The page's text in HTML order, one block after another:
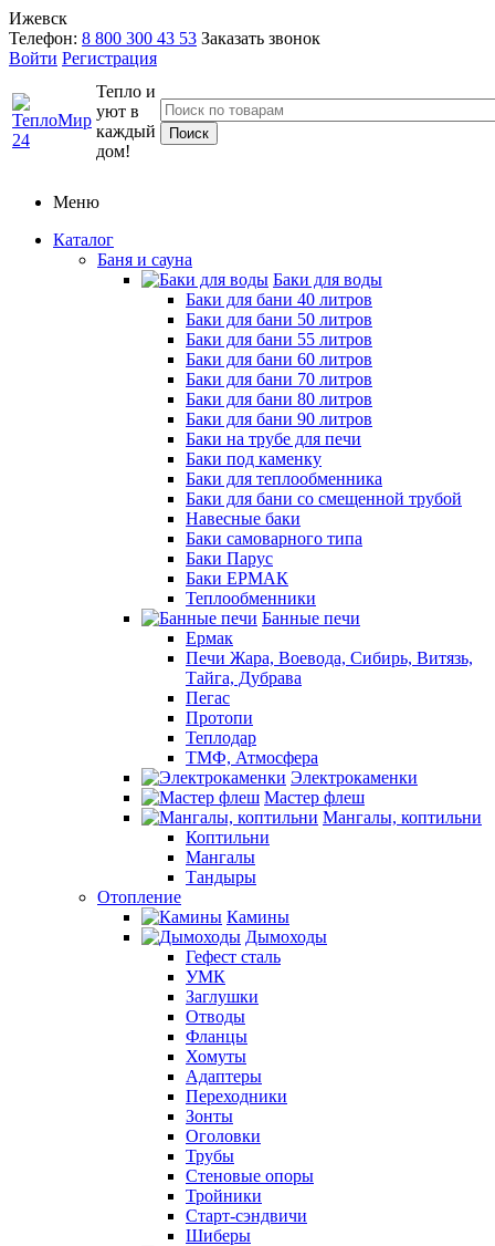
Ижевск
Телефон: 8 800 300 43 53 Заказать звонок
Войти Регистрация
Тепло и
уют в
каждый
дом!
Меню
Каталог
Баня и сауна
Баки для воды
Баки для бани 40 литров
Баки для бани 50 литров
Баки для бани 55 литров
Баки для бани 60 литров
Баки для бани 70 литров
Баки для бани 80 литров
Баки для бани 90 литров
Баки на трубе для печи
Баки под каменку
Баки для теплообменника
Баки для бани со смещенной трубой
Навесные баки
Баки самоварного типа
Баки Парус
Баки ЕРМАК
Теплообменники
Банные печи
Ермак
Печи Жара, Воевода, Сибирь, Витязь,
Тайга, Дубрава
Пегас
Протопи
Теплодар
ТМФ, Атмосфера
Электрокаменки
Мастер флеш
Мангалы, коптильни
Коптильни
Мангалы
Тандыры
Отопление
Камины
Дымоходы
Гефест сталь
УМК
Заглушки
Отводы
Фланцы
Хомуты
Адаптеры
Переходники
Зонты
Оголовки
Трубы
Стеновые опоры
Тройники
Старт-сэндвичи
Шиберы